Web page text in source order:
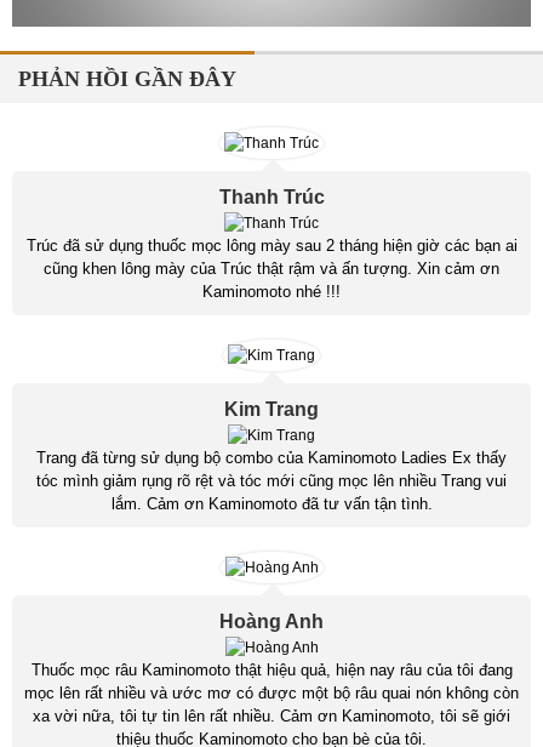
PHẢN HỒI GẦN ĐÂY
Thanh Trúc
Trúc đã sử dụng thuốc mọc lông mày sau 2 tháng hiện giờ các bạn ai
cũng khen lông mày của Trúc thật rậm và ấn tượng. Xin cảm ơn
Kaminomoto nhé !!!
Kim Trang
Trang đã từng sử dụng bộ combo của Kaminomoto Ladies Ex thấy
tóc mình giảm rụng rõ rệt và tóc mới cũng mọc lên nhiều Trang vui
lắm. Cảm ơn Kaminomoto đã tư vấn tận tình.
Hoàng Anh
Thuốc mọc râu Kaminomoto thật hiệu quả, hiện nay râu của tôi đang
mọc lên rất nhiều và ước mơ có được một bộ râu quai nón không còn
xa vời nữa, tôi tự tin lên rất nhiều. Cảm ơn Kaminomoto, tôi sẽ giới
thiệu thuốc Kaminomoto cho bạn bè của tôi.